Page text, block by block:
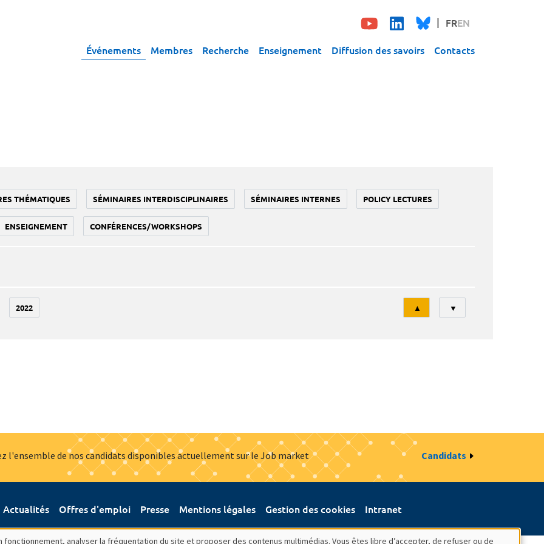
FREN
Événements Membres Recherche Enseignement Diffusion des savoirs Contacts
THÉMATIQUES SÉMINAIRES INTERDISCIPLINAIRES SÉMINAIRES INTERNES POLICY LECTURES
ENSEIGNEMENT CONFÉRENCES/WORKSHOPS
2022
Tri
▲ ▼
l'ensemble de nos candidats disponibles actuellement sur le Job market Candidats
Actualités Offres d'emploi Presse Mentions légales Gestion des cookies Intranet
analyser la fréquentation du site et proposer des contenus multimédias. Vous êtes libre d’accepter, de refuser ou de